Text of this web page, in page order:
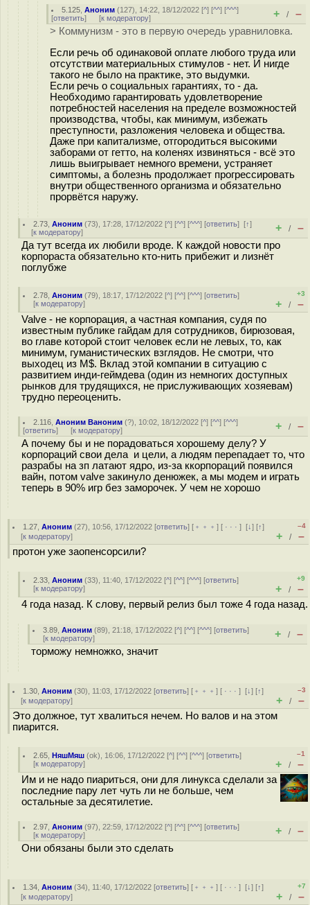
5.125 ,Аноним (127), 14:22, 18/12/2022 [^] [^^] [^^^]
[ответить] [к модератору] + / –
> Коммунизм - это в первую очередь уравниловка.
Если речь об одинаковой оплате любого труда или
отсутствии материальных стимулов - нет. И нигде
такого не было на практике, это выдумки.
Если речь о социальных гарантиях, то - да.
Необходимо гарантировать удовлетворение
потребностей населения на пределе возможностей
производства, чтобы, как минимум, избежать
преступности, разложения человека и общества.
Даже при капитализме, отгородиться высокими
заборами от гетто, на коленях извиняться - всё это
лишь выигрывает немного времени, устраняет
симптомы, а болезнь продолжает прогрессировать
внутри общественного организма и обязательно
прорвётся наружу.
2.73 ,Аноним (73), 17:28, 17/12/2022 [^] [^^] [^^^] [ответить][↑]
[к модератору] + / –
Да тут всегда их любили вроде. К каждой новости про
корпораста обязательно кто-нить прибежит и лизнёт
поглубже
2.78 ,Аноним (79), 18:17, 17/12/2022 [^] [^^] [^^^] [ответить]
[к модератору]
+3
+ / –
Valve - не корпорация, а частная компания, судя по
известным публике гайдам для сотрудников, бирюзовая,
во главе которой стоит человек если не левых, то, как
минимум, гуманистических взглядов. Не смотри, что
выходец из M$. Вклад этой компании в ситуацию с
развитием инди-геймдева (один из немногих доступных
рынков для трудящихся, не прислуживающих хозяевам)
трудно переоценить.
2.116 ,Аноним Ваноним (?), 10:02, 18/12/2022 [^] [^^] [^^^]
[ответить] [к модератору] + / –
А почему бы и не порадоваться хорошему делу? У
корпораций свои дела и цели, а людям перепадает то, что
разрабы на зп латают ядро, из-за ккорпораций появился
вайн, потом valve закинуло денюжек, а мы модем и играть
теперь в 90% игр без заморочек. У чем не хорошо
1.27 ,Аноним (27), 10:56, 17/12/2022 [ответить] [ ﹢﹢﹢] [ · · ·][↓] [↑]
[к модератору]
–4
+ / –
протон уже заопенсорсили?
2.33 ,Аноним (33), 11:40, 17/12/2022 [^] [^^] [^^^] [ответить]
[к модератору]
+9
+ / –
4 года назад. К слову, первый релиз был тоже 4 года назад.
3.89 ,Аноним (89), 21:18, 17/12/2022 [^] [^^] [^^^] [ответить]
[к модератору] + / –
торможу немножко, значит
1.30 ,Аноним (30), 11:03, 17/12/2022 [ответить] [ ﹢﹢﹢] [ · · ·][↓] [↑]
[к модератору]
–3
+ / –
Это должное, тут хвалиться нечем. Но валов и на этом
пиарится.
2.65 ,НяшМяш (ok), 16:06, 17/12/2022 [^] [^^] [^^^] [ответить]
[к модератору]
–1
+ / –
Им и не надо пиариться, они для линукса сделали за
последние пару лет чуть ли не больше, чем
остальные за десятилетие.
2.97 ,Аноним (97), 22:59, 17/12/2022 [^] [^^] [^^^] [ответить]
[к модератору] + / –
Они обязаны были это сделать
1.34 ,Аноним (34), 11:40, 17/12/2022 [ответить] [ ﹢﹢﹢] [ · · ·][↓] [↑]
[к модератору]
+7
+ / –